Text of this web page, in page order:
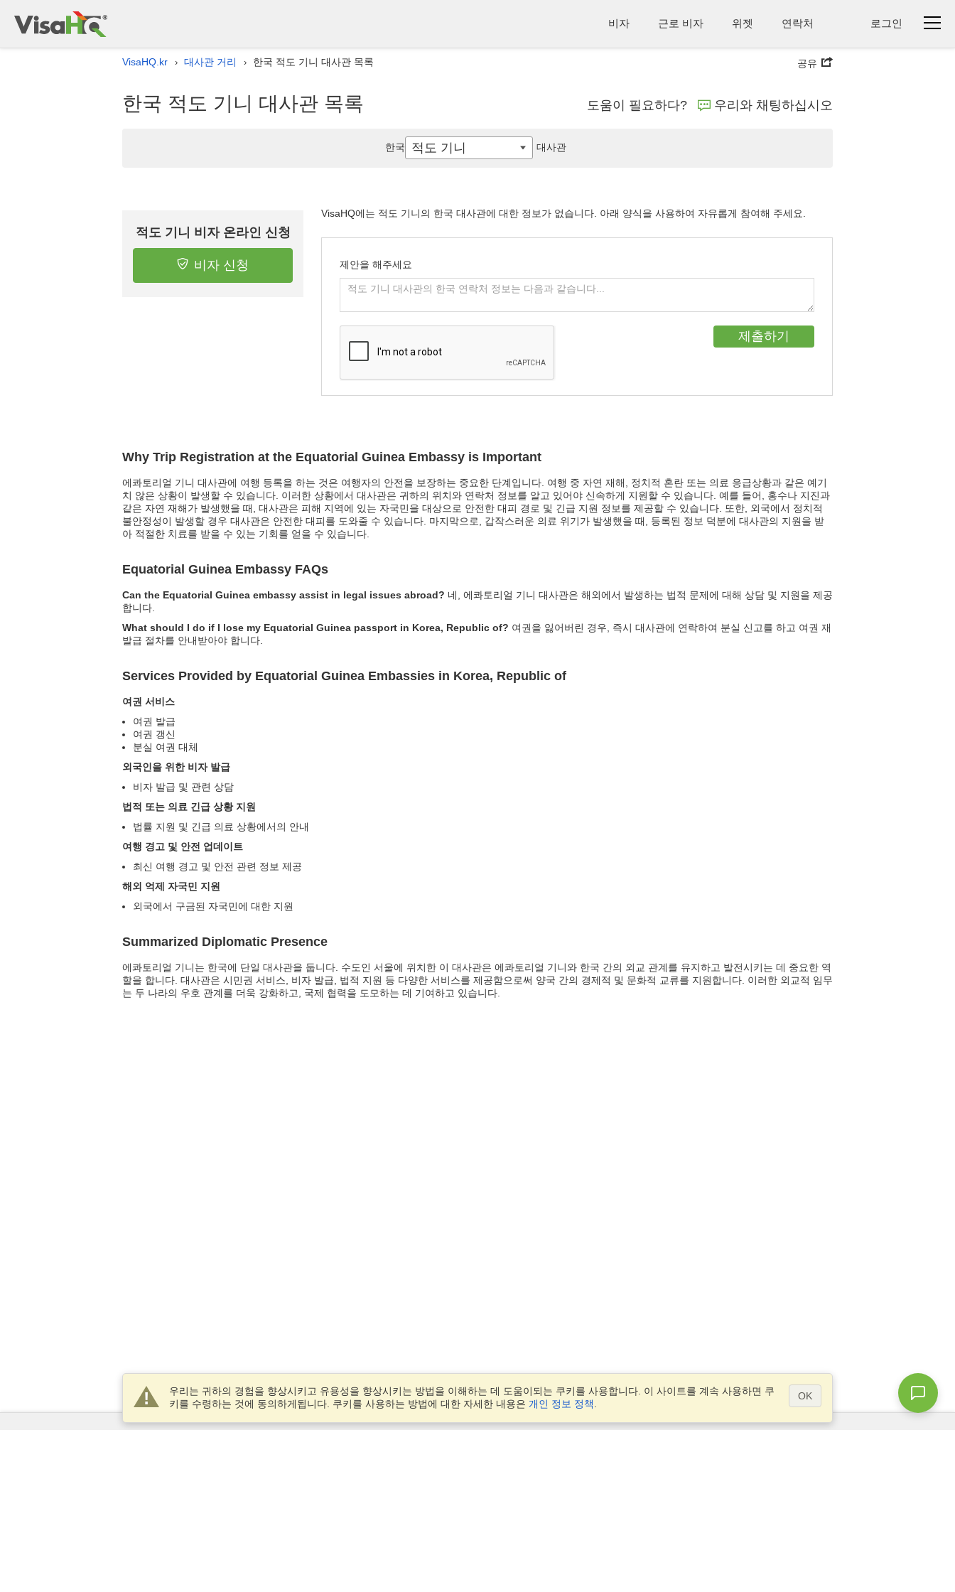
비자 근로 비자 위젯 연락처 로그인
VisaHQ.kr › 대사관 거리 › 한국 적도 기니 대사관 목록 공유
한국 적도 기니 대사관 목록 도움이 필요하다? 우리와 채팅하십시오
Why Trip Registration at the Equatorial Guinea Embassy is Important
에콰토리얼 기니 대사관에 여행 등록을 하는 것은 여행자의 안전을 보장하는 중요한 단계입니다. 여행 중 자연 재해, 정치적 혼란 또는 의료 응급상황과 같은 예기
치 않은 상황이 발생할 수 있습니다. 이러한 상황에서 대사관은 귀하의 위치와 연락처 정보를 알고 있어야 신속하게 지원할 수 있습니다. 예를 들어, 홍수나 지진과
같은 자연 재해가 발생했을 때, 대사관은 피해 지역에 있는 자국민을 대상으로 안전한 대피 경로 및 긴급 지원 정보를 제공할 수 있습니다. 또한, 외국에서 정치적
불안정성이 발생할 경우 대사관은 안전한 대피를 도와줄 수 있습니다. 마지막으로, 갑작스러운 의료 위기가 발생했을 때, 등록된 정보 덕분에 대사관의 지원을 받
아 적절한 치료를 받을 수 있는 기회를 얻을 수 있습니다.
Equatorial Guinea Embassy FAQs
Can the Equatorial Guinea embassy assist in legal issues abroad? 네, 에콰토리얼 기니 대사관은 해외에서 발생하는 법적 문제에 대해 상담 및 지원을 제공
합니다.
What should I do if I lose my Equatorial Guinea passport in Korea, Republic of? 여권을 잃어버린 경우, 즉시 대사관에 연락하여 분실 신고를 하고 여권 재
발급 절차를 안내받아야 합니다.
Services Provided by Equatorial Guinea Embassies in Korea, Republic of
여권 서비스
여권 발급
여권 갱신
분실 여권 대체
외국인을 위한 비자 발급
비자 발급 및 관련 상담
법적 또는 의료 긴급 상황 지원
법률 지원 및 긴급 의료 상황에서의 안내
여행 경고 및 안전 업데이트
최신 여행 경고 및 안전 관련 정보 제공
해외 억제 자국민 지원
외국에서 구금된 자국민에 대한 지원
Summarized Diplomatic Presence
에콰토리얼 기니는 한국에 단일 대사관을 둡니다. 수도인 서울에 위치한 이 대사관은 에콰토리얼 기니와 한국 간의 외교 관계를 유지하고 발전시키는 데 중요한 역
할을 합니다. 대사관은 시민권 서비스, 비자 발급, 법적 지원 등 다양한 서비스를 제공함으로써 양국 간의 경제적 및 문화적 교류를 지원합니다. 이러한 외교적 임무
는 두 나라의 우호 관계를 더욱 강화하고, 국제 협력을 도모하는 데 기여하고 있습니다.
적도 기니 비자 온라인 신청
비자 신청
VisaHQ에는 적도 기니의 한국 대사관에 대한 정보가 없습니다. 아래 양식을 사용하여 자유롭게 참여해 주세요.
제안을 해주세요
한국 적도 기니 대사관
우리는 귀하의 경험을 향상시키고 유용성을 향상시키는 방법을 이해하는 데 도움이되는 쿠키를 사용합니다. 이 사이트를 계속 사용하면 쿠
키를 수령하는 것에 동의하게됩니다. 쿠키를 사용하는 방법에 대한 자세한 내용은 개인 정보 정책
OK